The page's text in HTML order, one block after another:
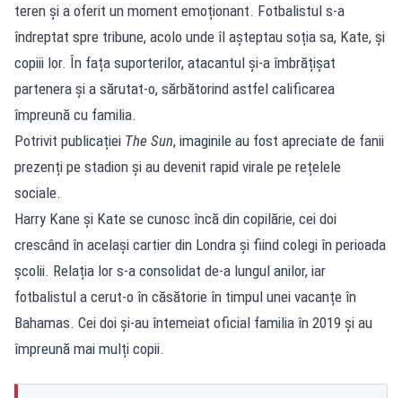
teren și a oferit un moment emoționant. Fotbalistul s-a
îndreptat spre tribune, acolo unde îl așteptau soția sa, Kate, și
copiii lor. În fața suporterilor, atacantul și-a îmbrățișat
partenera și a sărutat-o, sărbătorind astfel calificarea
împreună cu familia.
Potrivit publicației The Sun, imaginile au fost apreciate de fanii
prezenți pe stadion și au devenit rapid virale pe rețelele
sociale.
Harry Kane și Kate se cunosc încă din copilărie, cei doi
crescând în același cartier din Londra și fiind colegi în perioada
școlii. Relația lor s-a consolidat de-a lungul anilor, iar
fotbalistul a cerut-o în căsătorie în timpul unei vacanțe în
Bahamas. Cei doi și-au întemeiat oficial familia în 2019 și au
împreună mai mulți copii.